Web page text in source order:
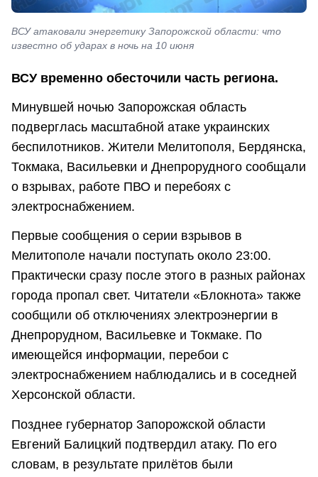
ВСУ атаковали энергетику Запорожской области: что
известно об ударах в ночь на 10 июня
ВСУ временно обесточили часть региона.
Минувшей ночью Запорожская область
подверглась масштабной атаке украинских
беспилотников. Жители Мелитополя, Бердянска,
Токмака, Васильевки и Днепрорудного сообщали
о взрывах, работе ПВО и перебоях с
электроснабжением.
Первые сообщения о серии взрывов в
Мелитополе начали поступать около 23:00.
Практически сразу после этого в разных районах
города пропал свет. Читатели «Блокнота» также
сообщили об отключениях электроэнергии в
Днепрорудном, Васильевке и Токмаке. По
имеющейся информации, перебои с
электроснабжением наблюдались и в соседней
Херсонской области.
Позднее губернатор Запорожской области
Евгений Балицкий подтвердил атаку. По его
словам, в результате прилётов были